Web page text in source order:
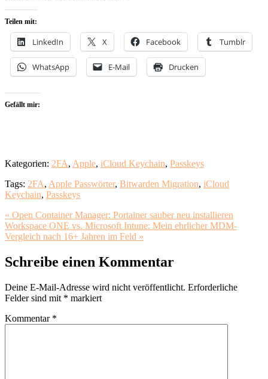
Teilen mit:
LinkedIn X Facebook Tumblr
WhatsApp E-Mail Drucken
Gefällt mir:
Kategorien: 2FA, Apple, iCloud Keychain, Passkeys
Tags: 2FA, Apple Passwörter, Bitwarden Migration, iCloud
Keychain, Passkeys
« Open Container Manager: Portainer sauber neu installieren
Workspace ONE vs. Microsoft Intune: Mein ehrlicher MDM-
Vergleich nach 16+ Jahren im Feld »
Schreibe einen Kommentar
Deine E-Mail-Adresse wird nicht veröffentlicht. Erforderliche
Felder sind mit * markiert
Kommentar *